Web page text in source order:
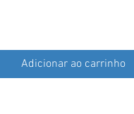
Adicionar ao carrinho